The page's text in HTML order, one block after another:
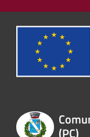
(PC)